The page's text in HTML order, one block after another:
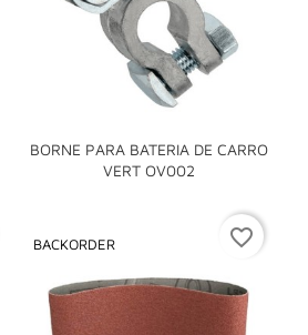
BORNE PARA BATERIA DE CARRO
VERT OV002

BACKORDER favorite_border